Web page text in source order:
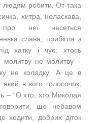
людям робити.От така
хитра, неласкава,
неї несеться
слава, прибігла з
хатку і чує: хтось
молитву не молитву –
не колядку. А це в
який в кого голосочок,
– “О хто, хто Миколая
що небавом
ходити, добрих діток